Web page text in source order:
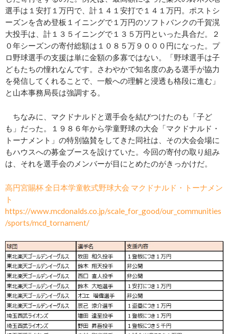
選手は１安打１万円で、計１４１安打で１４１万円。ポストシ
ーズンを含め登板１イニングで１万円のソフトバンクの千賀滉
大投手は、計１３５イニングで１３５万円といった具合だ。２
０年シーズンの寄付総額は１０８５万９０００円になった。プ
ロ野球選手の支援は単に金額の多寡ではない。「野球選手は子
どもたちの憧れなんです。さわやかで知名度のある選手が協力
を発信してくれることで、一般への理解と浸透も格段に進む」
と山本事務局長は強調する。
ちなみに、マクドナルドと選手会を結びつけたのも「子ど
も」だった。１９８６年から学童野球の大会「マクドナルド・
トーナメント」の特別協賛をしてきた同社は、その大会会場に
もハウスへの募金ブースを設けていた。今回の寄付の取り組み
は、それを選手会のメンバーが目にとめたのがきっかけだ。
高円宮賜杯 全日本学童軟式野球大会 マクドナルド・トーナメン
ト
https://www.mcdonalds.co.jp/scale_for_good/our_communities
/sports/mcd_tornament/